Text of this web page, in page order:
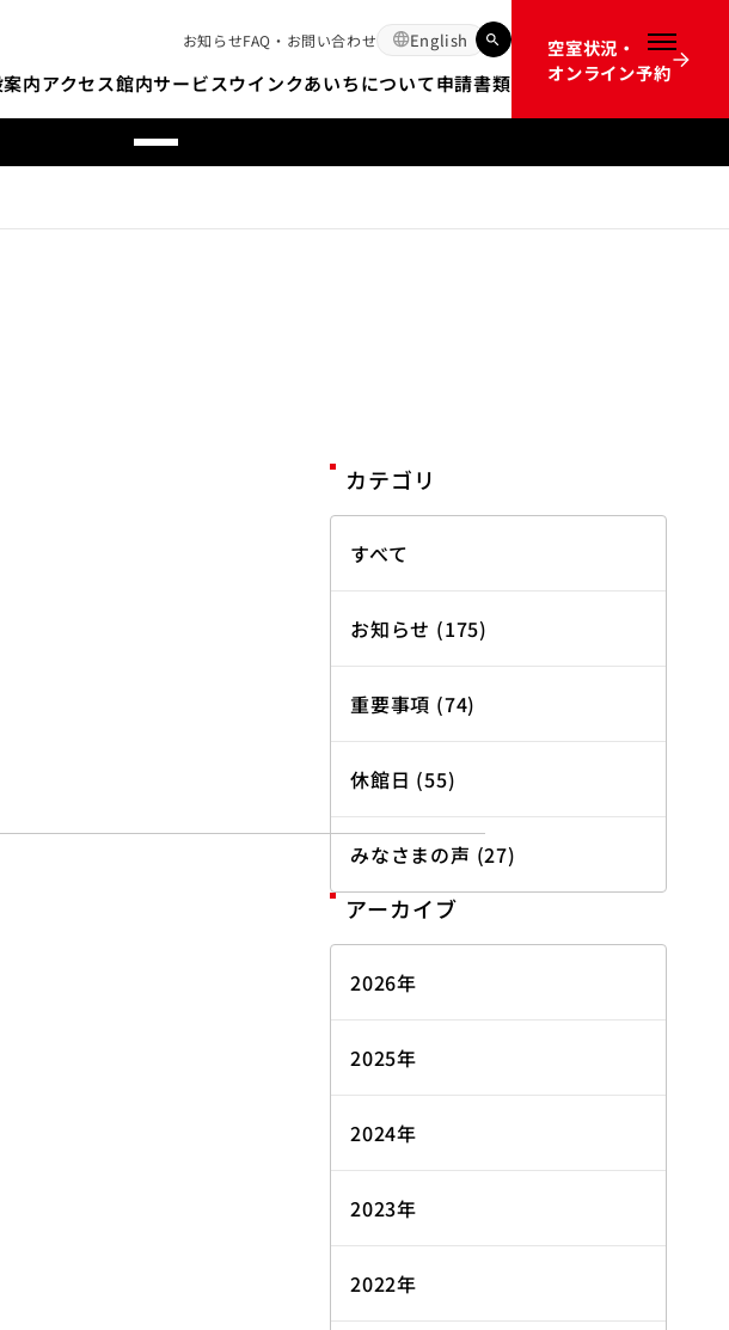
メニュー
お知らせFAQ・お問い合わせ English
内アクセス館内サービスウインクあいちについて申請書類
空室状況・
オンライン予約
カテゴリ
すべて
お知らせ (175)
重要事項 (74)
休館日 (55)
みなさまの声 (27)
アーカイブ
2026年
2025年
2024年
2023年
2022年